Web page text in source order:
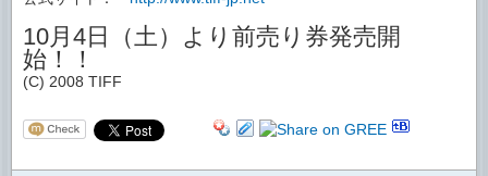
10月4日（土）より前売り券発売開
始！！
(C) 2008 TIFF